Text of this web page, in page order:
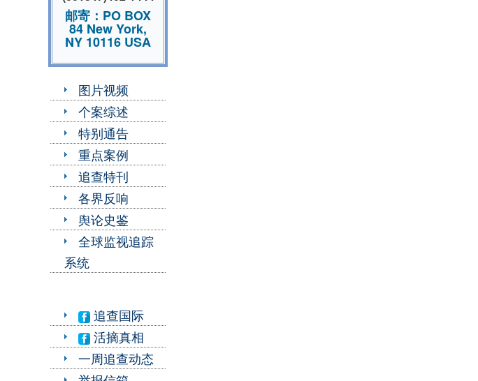
邮寄：PO BOX
84 New York,
NY 10116 USA
图片视频
个案综述
特别通告
重点案例
追查特刊
各界反响
舆论史鉴
全球监视追踪
系统
追查国际
活摘真相
一周追查动态